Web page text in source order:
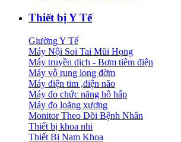
Thiết bị Y Tế
Giường Y Tế
Máy Nội Soi Tai Mũi Họng
Máy truyền dịch - Bơm tiêm điện
Máy vỗ rung long đờm
Máy điện tim ,điện não
Máy đo chức năng hô hấp
Máy đo loãng xương
Monitor Theo Dõi Bệnh Nhân
Thiết bị khoa nhi
Thiết Bị Nam Khoa